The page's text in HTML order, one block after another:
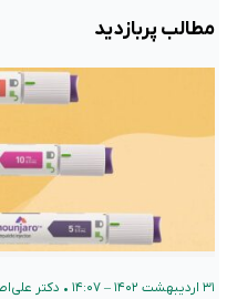
مطالب پربازدید
۳۱ اردیبهشت ۱۴۰۲ – ۱۴:۰۷ • دکتر